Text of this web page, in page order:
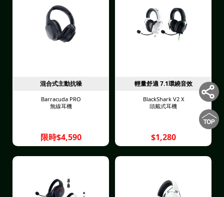
混合式主動抗噪
Barracuda PRO
無線耳機
限時$4,590
輕量舒適 7.1環繞音效
BlackShark V2 X
頭戴式耳機
$1,280